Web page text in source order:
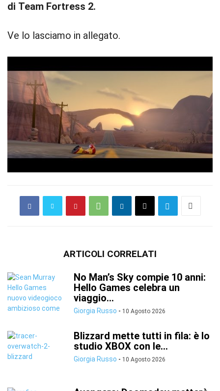
di Team Fortress 2.
Ve lo lasciamo in allegato.
ARTICOLI CORRELATI
No Man’s Sky compie 10 anni:
Hello Games celebra un
viaggio...
Giorgia Russo - 10 Agosto 2026
Blizzard mette tutti in fila: è lo
studio XBOX con le...
Giorgia Russo - 10 Agosto 2026